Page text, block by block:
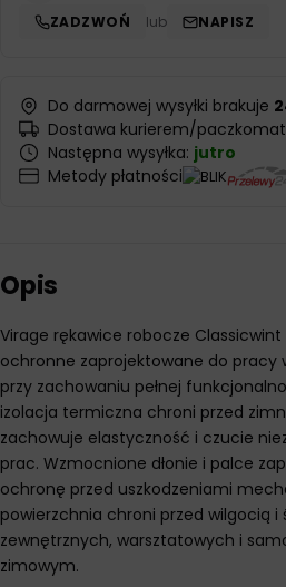
ZADZWOŃ lub NAPISZ
Do darmowej wysyłki brakuje
Dostawa kurierem/paczkomat
Następna wysyłka: jutro
Metody płatności
Opis
Virage rękawice robocze
ochronne zaprojektowane do
przy zachowaniu pełnej
izolacja termiczna chroni przed
zachowuje elastyczność i czucie
prac. Wzmocnione dłonie i palce
ochronę przed uszkodzeniami
powierzchnia chroni przed wilgocią
zewnętrznych, warsztatowych i
zimowym.